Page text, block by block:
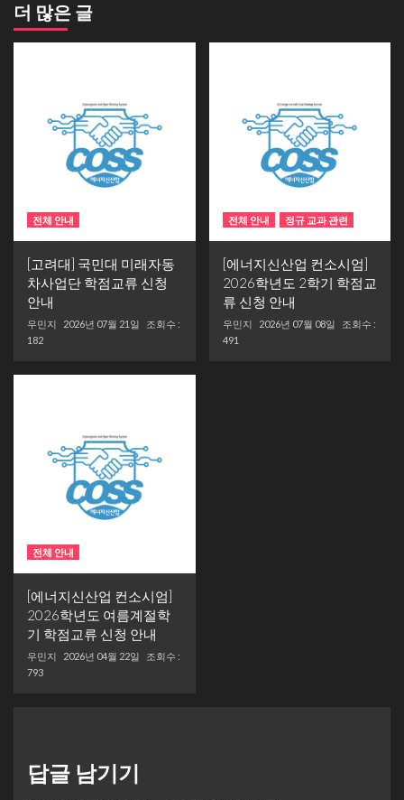
더 많은 글
전체 안내
[고려대] 국민대 미래자동
차사업단 학점교류 신청
안내
우민지 2026년 07월 21일
조회수 :
182
전체 안내 정규 교과 관련
[에너지신산업 컨소시엄]
2026학년도 2학기 학점교
류 신청 안내
우민지 2026년 07월 08일
조회수 :
491
전체 안내
[에너지신산업 컨소시엄]
2026학년도 여름계절학
기 학점교류 신청 안내
우민지 2026년 04월 22일
조회수 :
793
답글 남기기